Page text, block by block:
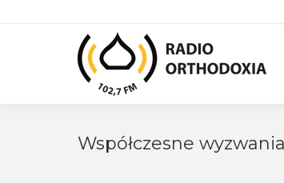
Współczesne